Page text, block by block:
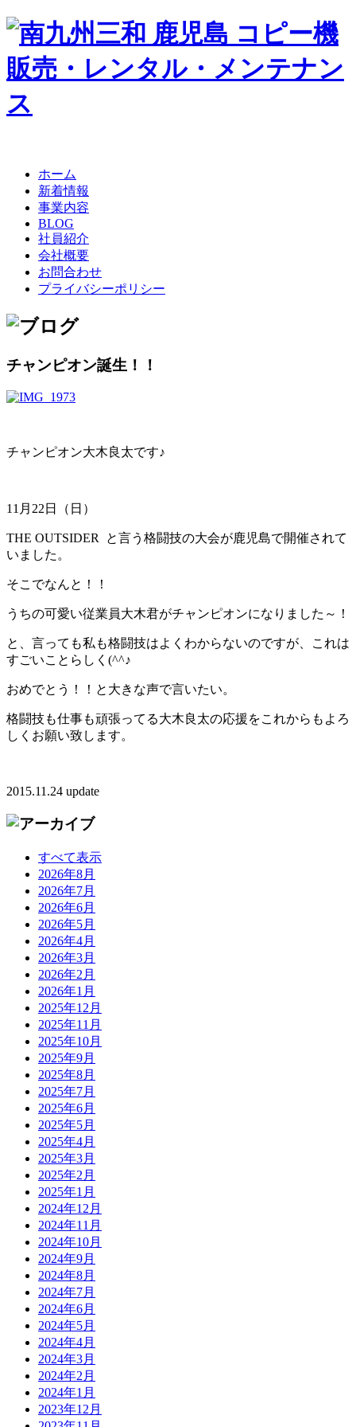
ホーム
新着情報
事業内容
BLOG
社員紹介
会社概要
お問合わせ
プライバシーポリシー
チャンピオン誕生！！
チャンピオン大木良太です♪
11月22日（日）
THE OUTSIDER と言う格闘技の大会が鹿児島で開催されて
いました。
そこでなんと！！
うちの可愛い従業員大木君がチャンピオンになりました～！
と、言っても私も格闘技はよくわからないのですが、これは
すごいことらしく(^^♪
おめでとう！！と大きな声で言いたい。
格闘技も仕事も頑張ってる大木良太の応援をこれからもよろ
しくお願い致します。
2015.11.24 update
すべて表示
2026年8月
2026年7月
2026年6月
2026年5月
2026年4月
2026年3月
2026年2月
2026年1月
2025年12月
2025年11月
2025年10月
2025年9月
2025年8月
2025年7月
2025年6月
2025年5月
2025年4月
2025年3月
2025年2月
2025年1月
2024年12月
2024年11月
2024年10月
2024年9月
2024年8月
2024年7月
2024年6月
2024年5月
2024年4月
2024年3月
2024年2月
2024年1月
2023年12月